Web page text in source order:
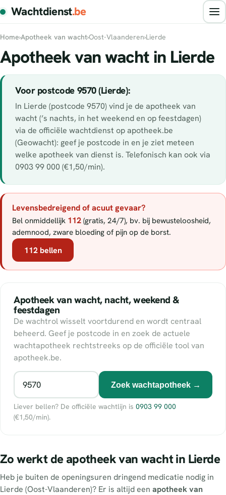
Wachtdienst.be
Home›Apotheek van wacht›Oost-Vlaanderen›Lierde
Apotheek van wacht in Lierde
Voor postcode 9570 (Lierde):
In Lierde (postcode 9570) vind je de apotheek van
wacht (’s nachts, in het weekend en op feestdagen)
via de officiële wachtdienst op apotheek.be
(Geowacht): geef je postcode in en je ziet meteen
welke apotheek van dienst is. Telefonisch kan ook via
0903 99 000 (€1,50/min).
Levensbedreigend of acuut gevaar?
Bel onmiddellijk 112 (gratis, 24/7), bv. bij bewusteloosheid,
ademnood, zware bloeding of pijn op de borst.
112 bellen
Apotheek van wacht, nacht, weekend &
feestdagen
De wachtrol wisselt voortdurend en wordt centraal
beheerd. Geef je postcode in en zoek de actuele
wachtapotheek rechtstreeks op de officiële tool van
apotheek.be.
Zoek wachtapotheek →
Liever bellen? De officiële wachtlijn is 0903 99 000
(€1,50/min).
Zo werkt de apotheek van wacht in Lierde
Heb je buiten de openingsuren dringend medicatie nodig in
Lierde (Oost-Vlaanderen)? Er is altijd een apotheek van